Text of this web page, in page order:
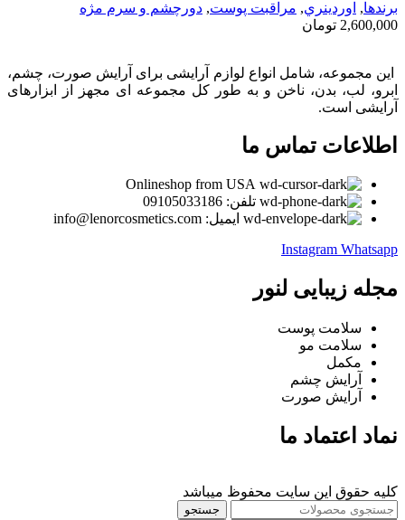
برندها, اوردينري, مراقبت پوست, دورچشم و سرم مژه
2,600,000 تومان
این مجموعه، شامل انواع لوازم آرایشی برای آرایش صورت، چشم،
ابرو، لب، بدن، ناخن و به طور کل مجموعه ای مجهز از ابزارهای
آرایشی است.
اطلاعات تماس ما
Onlineshop from USA
تلفن: 09105033186
ایمیل: info@lenorcosmetics.com
Instagram Whatsapp
مجله زیبایی لنور
سلامت پوست
سلامت مو
مکمل
آرایش چشم
آرایش صورت
نماد اعتماد ما
کلیه حقوق این سایت محفوظ میباشد
جستجو